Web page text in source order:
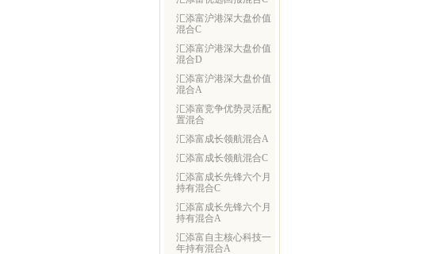
汇添富沪港深大盘价值
混合C
汇添富沪港深大盘价值
混合D
汇添富沪港深大盘价值
混合A
汇添富竞争优势灵活配
置混合
汇添富成长领航混合A
汇添富成长领航混合C
汇添富成长先锋六个月
持有混合C
汇添富成长先锋六个月
持有混合A
汇添富自主核心科技一
年持有混合A